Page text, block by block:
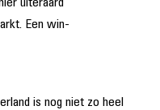
uiteraard
Een win-
is nog niet zo heel